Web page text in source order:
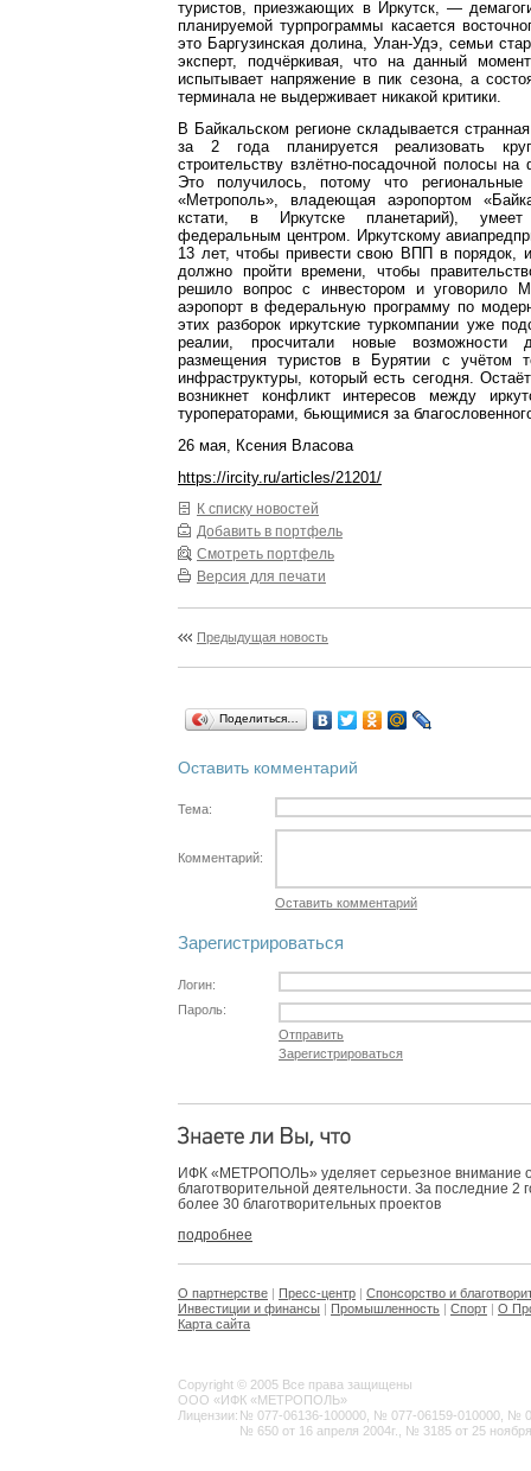
туристов, приезжающих в Иркутск, —
планируемой турпрограммы касается
это Баргузинская долина, Улан-Удэ, семьи
эксперт, подчёркивая, что на данный
испытывает напряжение в пик сезона, а
терминала не выдерживает никакой критики.
В Байкальском регионе складывается
за 2 года планируется реализовать
строительству взлётно-посадочной полосы
Это получилось, потому что
«Метрополь», владеющая аэропортом
кстати, в Иркутске планетарий), умеет
федеральным центром. Иркутскому
13 лет, чтобы привести свою ВПП в порядок, и
должно пройти времени, чтобы
решило вопрос с инвестором и уговорило
аэропорт в федеральную программу по
этих разборок иркутские туркомпании уже
реалии, просчитали новые возможности
размещения туристов в Бурятии с учётом
инфраструктуры, который есть сегодня.
возникнет конфликт интересов между
туроператорами, бьющимися за
26 мая, Ксения Власова
https://ircity.ru/articles/21201/
К списку новостей
Добавить в портфель
Смотреть портфель
Версия для печати
Предыдущая новость
Поделиться…
Оставить комментарий
Тема:
Комментарий:
Оставить комментарий
Зарегистрироваться
Логин:
Пароль:
Отправить
Зарегистрироваться
ИФК «МЕТРОПОЛЬ» уделяет серьезное внимание
благотворительной деятельности. За последние 2
более 30 благотворительных проектов
подробнее
О партнерстве | Пресс-центр | Спонсорство и
Инвестиции и финансы | Промышленность | Спорт | О
Карта сайта
Copyright © 2005 Все права защищены
ООО «ИФК «МЕТРОПОЛЬ»
Лицензии: № 077-06136-100000, № 077-06159-010000, №
№ 650 от 16 апреля 2004г., № 3185 от 25